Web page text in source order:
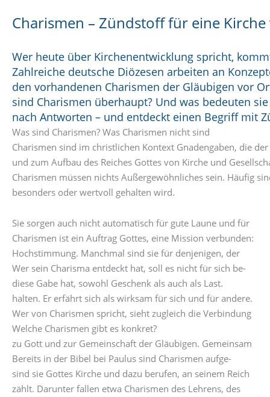
Charismen – Zündstoff für eine
Wer heute über Kirchenentwicklung spricht,
Zahlreiche deutsche Diözesen arbeiten an
den vorhandenen Charismen der Gläubigen vor
sind Charismen überhaupt? Und was bedeuten
nach Antworten – und entdeckt einen Begriff mit
Was sind Charismen? Was Charismen nicht sind
Charismen sind im christlichen Kontext Gnadengaben, die
und zum Aufbau des Reiches Gottes von Kirche und
Charismen müssen nichts Außergewöhnliches sein. Häufig
besonders oder wertvoll gehalten wird.
Sie sorgen auch nicht automatisch für gute Laune und für
Charismen ist ein Auftrag Gottes, eine Mission verbunden:
Hochstimmung. Manchmal sind sie für denjenigen, der
Wer sein Charisma entdeckt hat, soll es nicht für sich be-
diese Gabe hat, sowohl Geschenk als auch als Last.
halten. Er erfährt sich als wirksam für sich und für andere.
Wer von Charismen spricht, sieht zugleich die Verbindung
Welche Charismen gibt es konkret?
zu Gott und zur Gemeinschaft der Gläubigen. Gemeinsam
Bereits in der Bibel bei Paulus sind Charismen aufge-
sind sie Gottes Kirche und dazu berufen, an seinem Reich
zählt. Darunter fallen etwa Charismen des Lehrens, des